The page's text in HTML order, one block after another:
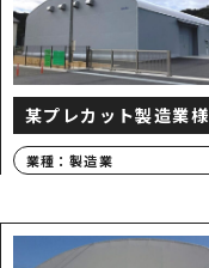
某プレカット製造業様
業種：製造業